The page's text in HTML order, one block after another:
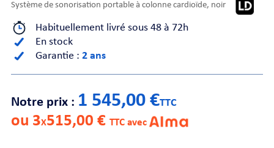
AUDIO
système de sonorisation portable à colonne cardioïde, noir
Habituellement livré sous 48 à 72h
En stock
Garantie : 2 ans
Notre prix : 1 545,00 €TTC
ou 3X515,00 € TTC avec